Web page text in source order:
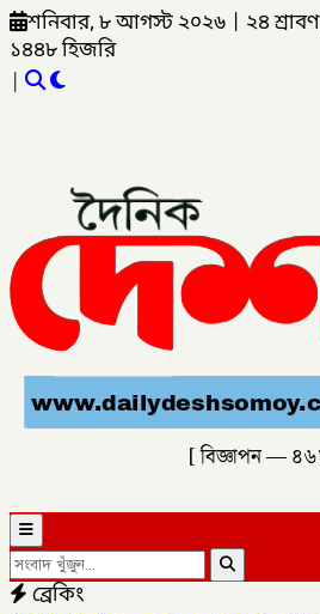
শনিবার, ৮ আগস্ট ২০২৬ ২৪
১৪৪৮ হিজরি
|
[ বিজ্ঞাপন —
ব্রেকিং